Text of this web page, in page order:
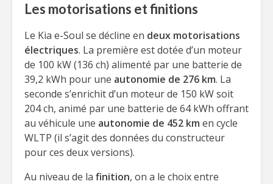
Les motorisations et finitions
Le Kia e-Soul se décline en deux motorisations
électriques. La première est dotée d’un moteur
de 100 kW (136 ch) alimenté par une batterie de
39,2 kWh pour une autonomie de 276 km. La
seconde s’enrichit d’un moteur de 150 kW soit
204 ch, animé par une batterie de 64 kWh offrant
au véhicule une autonomie de 452 km en cycle
WLTP (il s’agit des données du constructeur
pour ces deux versions).
Au niveau de la finition, on a le choix entre